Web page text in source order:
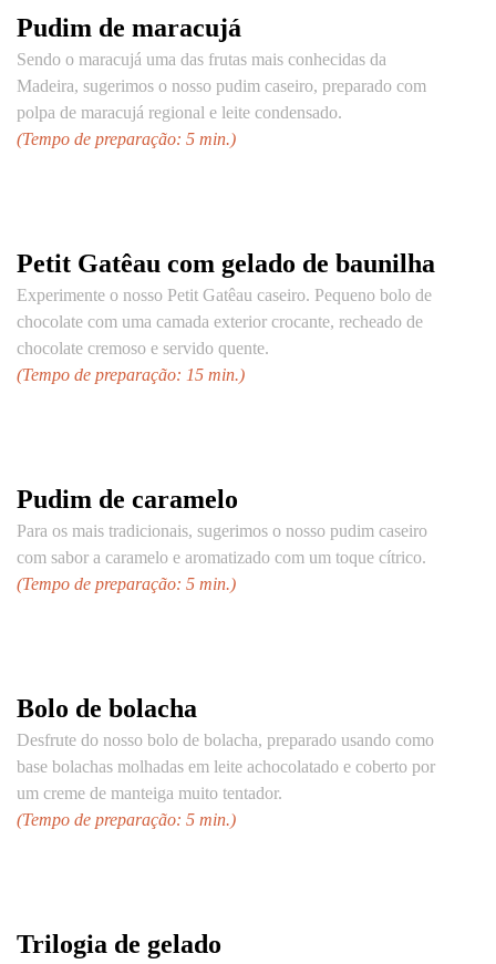
Pudim de maracujá
Sendo o maracujá uma das frutas mais conhecidas da
Madeira, sugerimos o nosso pudim caseiro, preparado com
polpa de maracujá regional e leite condensado.
(Tempo de preparação: 5 min.)
Petit Gatêau com gelado de baunilha
Experimente o nosso Petit Gatêau caseiro. Pequeno bolo de
chocolate com uma camada exterior crocante, recheado de
chocolate cremoso e servido quente.
(Tempo de preparação: 15 min.)
Pudim de caramelo
Para os mais tradicionais, sugerimos o nosso pudim caseiro
com sabor a caramelo e aromatizado com um toque cítrico.
(Tempo de preparação: 5 min.)
Bolo de bolacha
Desfrute do nosso bolo de bolacha, preparado usando como
base bolachas molhadas em leite achocolatado e coberto por
um creme de manteiga muito tentador.
(Tempo de preparação: 5 min.)
Trilogia de gelado